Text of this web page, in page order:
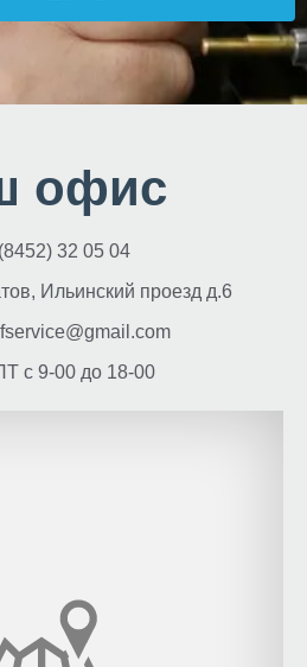
офис
32 05 04
Ильинский проезд д.6
с 9-00 до 18-00